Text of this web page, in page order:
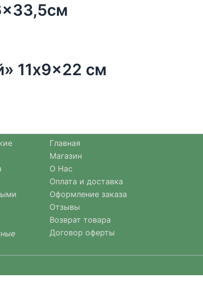
11x9x22 см
Главная
Магазин
О Нас
Оплата и доставка
Оформление заказа
Отзывы
Возврат товара
Договор оферты